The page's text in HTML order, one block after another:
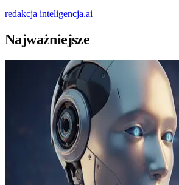
redakcja inteligencja.ai
Najważniejsze